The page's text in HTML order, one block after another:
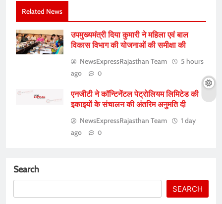
Related News
उपमुख्यमंत्री दिया कुमारी ने महिला एवं बाल
विकास विभाग की योजनाओं की समीक्षा की
NewsExpressRajasthan Team
5 hours
ago
0
एनजीटी ने कॉन्टिनेंटल पेट्रोलियम लिमिटेड की
इकाइयों के संचालन की अंतरिम अनुमति दी
NewsExpressRajasthan Team
1 day
ago
0
Search
SEARCH